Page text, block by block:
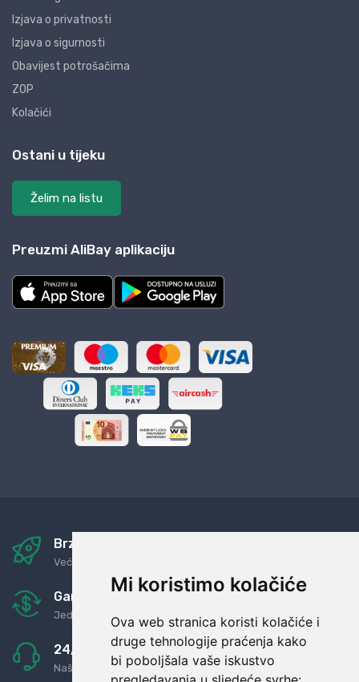
Mi koristimo kolačiće
Ova web stranica koristi kolačiće i
druge tehnologije praćenja kako
bi poboljšala vaše iskustvo
Izjava o privatnosti
Izjava o sigurnosti
Obavijest potrošačima
ZOP
Kolačići
Ostani u tijeku
Želim na listu
Preuzmi AliBay aplikaciju
Brza i sigurna dostava
Već za nekoliko dana kod vas
Garancija u povrat novaca
Jednostavno pravilo: Roba za novac
24/7 odlična podrška
Naši agenti uvijek na raspolaganju